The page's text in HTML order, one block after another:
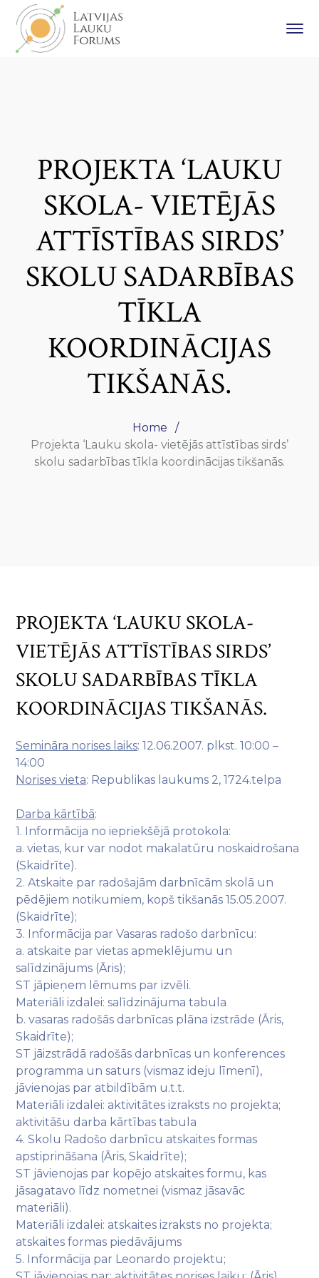
PROJEKTA ‘LAUKU
SKOLA- VIETĒJĀS
ATTĪSTĪBAS SIRDS’
SKOLU SADARBĪBAS
TĪKLA
KOORDINĀCIJAS
TIKŠANĀS.
Home
Projekta ‘Lauku skola- vietējās attīstības sirds’
skolu sadarbības tīkla koordinācijas tikšanās.
PROJEKTA ‘LAUKU SKOLA-
VIETĒJĀS ATTĪSTĪBAS SIRDS’
SKOLU SADARBĪBAS TĪKLA
KOORDINĀCIJAS TIKŠANĀS.
Semināra norises laiks: 12.06.2007. plkst. 10:00 –
14:00
Norises vieta: Republikas laukums 2, 1724.telpa
Darba kārtībā:
1. Informācija no iepriekšējā protokola:
a. vietas, kur var nodot makalatūru noskaidrošana
(Skaidrīte).
2. Atskaite par radošajām darbnīcām skolā un
pēdējiem notikumiem, kopš tikšanās 15.05.2007.
(Skaidrīte);
3. Informācija par Vasaras radošo darbnīcu:
a. atskaite par vietas apmeklējumu un
salīdzinājums (Āris);
ST jāpieņem lēmums par izvēli.
Materiāli izdalei: salīdzinājuma tabula
b. vasaras radošās darbnīcas plāna izstrāde (Āris,
Skaidrīte);
ST jāizstrādā radošās darbnīcas un konferences
programma un saturs (vismaz ideju līmenī),
jāvienojas par atbildībām u.t.t.
Materiāli izdalei: aktivitātes izraksts no projekta;
aktivitāšu darba kārtības tabula
4. Skolu Radošo darbnīcu atskaites formas
apstiprināšana (Āris, Skaidrīte);
ST jāvienojas par kopējo atskaites formu, kas
jāsagatavo līdz nometnei (vismaz jāsavāc
materiāli).
Materiāli izdalei: atskaites izraksts no projekta;
atskaites formas piedāvājums
5. Informācija par Leonardo projektu;